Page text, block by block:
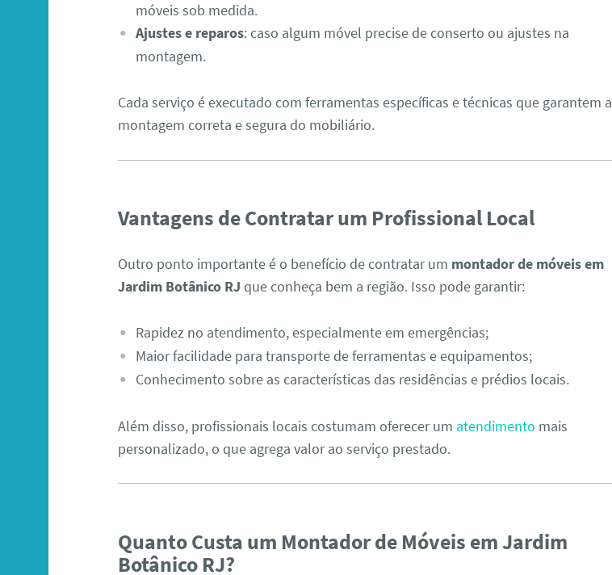
móveis sob medida.
Ajustes e reparos: caso algum móvel precise de conserto ou ajustes na
montagem.
Cada serviço é executado com ferramentas específicas e técnicas que garantem a
montagem correta e segura do mobiliário.
Vantagens de Contratar um Profissional Local
Outro ponto importante é o benefício de contratar um montador de móveis em
Jardim Botânico RJ que conheça bem a região. Isso pode garantir:
Rapidez no atendimento, especialmente em emergências;
Maior facilidade para transporte de ferramentas e equipamentos;
Conhecimento sobre as características das residências e prédios locais.
Além disso, profissionais locais costumam oferecer um atendimento mais
personalizado, o que agrega valor ao serviço prestado.
Quanto Custa um Montador de Móveis em Jardim
Botânico RJ?